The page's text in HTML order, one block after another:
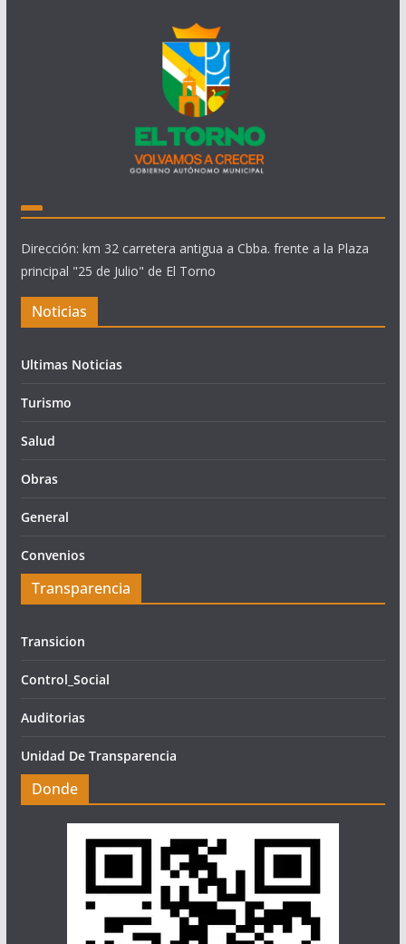
Dirección: km 32 carretera antigua a Cbba. frente a la Plaza
principal "25 de Julio" de El Torno
Noticias
Ultimas Noticias
Turismo
Salud
Obras
General
Convenios
Transparencia
Transicion
Control_Social
Auditorias
Unidad De Transparencia
Donde